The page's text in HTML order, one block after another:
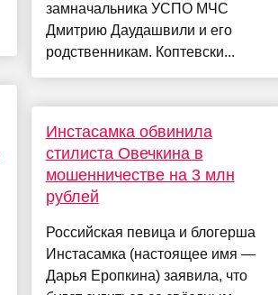
замначальника УСПО МЧС
Дмитрию Даудашвили и его
родственникам. Коптевски...
Инстасамка обвинила
стилиста Овечкина в
мошенничестве на 3 млн
рублей
Российская певица и блогерша
Инстасамка (настоящее имя —
Дарья Еропкина) заявила, что